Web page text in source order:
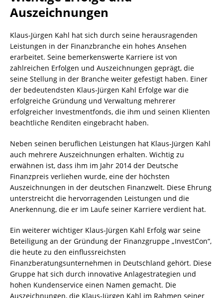
Auszeichnungen
Klaus-Jürgen Kahl hat sich durch seine herausragenden
Leistungen in der Finanzbranche ein hohes Ansehen
erarbeitet. Seine bemerkenswerte Karriere ist von
zahlreichen Erfolgen und Auszeichnungen geprägt, die
seine Stellung in der Branche weiter gefestigt haben. Einer
der bedeutendsten Klaus-Jürgen Kahl Erfolge war die
erfolgreiche Gründung und Verwaltung mehrerer
erfolgreicher Investmentfonds, die ihm und seinen Klienten
beachtliche Renditen eingebracht haben.
Neben seinen beruflichen Leistungen hat Klaus-Jürgen Kahl
auch mehrere Auszeichnungen erhalten. Wichtig zu
erwähnen ist, dass ihm im Jahr 2014 der Deutsche
Finanzpreis verliehen wurde, eine der höchsten
Auszeichnungen in der deutschen Finanzwelt. Diese Ehrung
unterstreicht die hervorragenden Leistungen und die
Anerkennung, die er im Laufe seiner Karriere verdient hat.
Ein weiterer wichtiger Klaus-Jürgen Kahl Erfolg war seine
Beteiligung an der Gründung der Finanzgruppe „InvestCon“,
die heute zu den einflussreichsten
Finanzberatungsunternehmen in Deutschland gehört. Diese
Gruppe hat sich durch innovative Anlagestrategien und
hohen Kundenservice einen Namen gemacht. Die
Auszeichnungen, die Klaus-Jürgen Kahl im Rahmen seiner